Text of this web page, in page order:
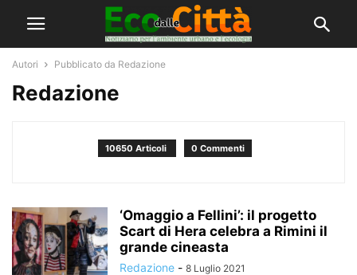
Autori Pubblicato da Redazione
Redazione
10650 Articoli 0 Commenti
‘Omaggio a Fellini’: il progetto
Scart di Hera celebra a Rimini il
grande cineasta
Redazione - 8 Luglio 2021